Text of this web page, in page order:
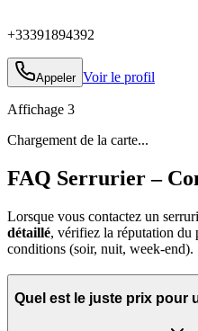
+33391894392
Appeler Voir le profil
Affichage 3
Chargement de la carte...
FAQ Serrurier –
Lorsque vous contactez un
détaillé, vérifiez la réputation du
conditions (soir, nuit, week‑end).
Quel est le juste prix pour